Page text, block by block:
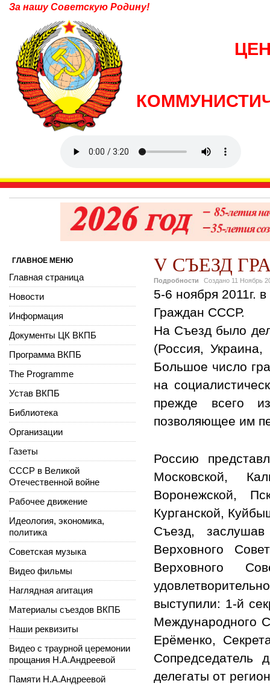
За нашу Советскую Родину!
V СЪЕЗД
Подробности Создано 11 Ноябрь
5-6 ноября 2011г.
Граждан СССР.
На Съезд было
(Россия,
Большое число
на
прежде всего
позволяющее им
Россию
Московской,
Воронежской,
Курганской,
Съезд,
Верховного
Верховного
выступили: 1-й
Международного
Ерёменко,
делегаты от
ГЛАВНОЕ МЕНЮ
Главная страница
Новости
Информация
Документы ЦК ВКПБ
Программа ВКПБ
The Programme
Устав ВКПБ
Библиотека
Организации
Газеты
СССР в Великой
Отечественной войне
Рабочее движение
Идеология, экономика,
политика
Советская музыка
Видео фильмы
Наглядная агитация
Материалы съездов ВКПБ
Наши реквизиты
Видео с траурной церемонии
прощания Н.А.Андреевой
Памяти Н.А.Андреевой